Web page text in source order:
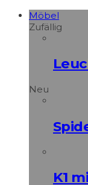
Möbel
Zufällig
Neu
K1